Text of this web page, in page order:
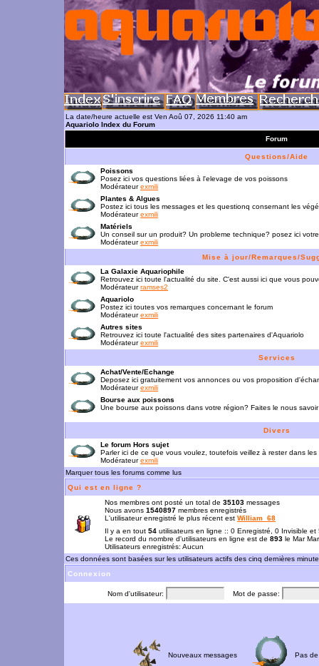
La date/heure actuelle est Ven Aoû 07, 2026 11:40 am
Aquariolo Index du Forum
Forum
Questions/Aide
Poissons
Posez ici vos questions liées à l'elevage de vos poissons
Modérateurexmili
Plantes & Algues
Postez ici tous les messages et les questionq consernant les
Modérateurexmili
Matériels
Un conseil sur un produit? Un probleme technique? posez ici
Modérateurexmili
Mise à jour/Remarques/
La Galaxie Aquariophile
Retrouvez ici toute l'actualité du site. C'est aussi ici que vous
Modérateurramses2
Aquariolo
Postez ici toutes vos remarques concernant le forum
Modérateurexmili
Autres sites
Retrouvez ici toute l'actualité des sites partenaires d'Aquariolo
Modérateurexmili
Services
Achat/Vente/Echange
Deposez ici gratuitement vos annonces ou vos proposition
Modérateurexmili
Bourse aux poissons
Une bourse aux poissons dans votre région? Faites le nous savoir
Divers
Le forum Hors sujet
Parler ici de ce que vous voulez, toutefois veillez à rester dans les
Modérateurexmili
Marquer tous les forums comme lus
Qui est en ligne ?
Nos membres ont posté un total de 35103 messages
Nous avons 1540897 membres enregistrés
L'utilisateur enregistré le plus récent est William_68
Il y a en tout 54 utilisateurs en ligne :: 0 Enregistré, 0 Invisible
Le record du nombre d'utilisateurs en ligne est de 893 le Mar
Utilisateurs enregistrés: Aucun
Ces données sont basées sur les utilisateurs actifs des cinq dernières
Connexion
Nom d'utilisateur: Mot de passe:
Nouveaux messages Pas